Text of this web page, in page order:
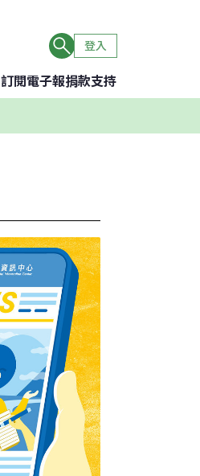
登入
訂閱電子報捐款支持